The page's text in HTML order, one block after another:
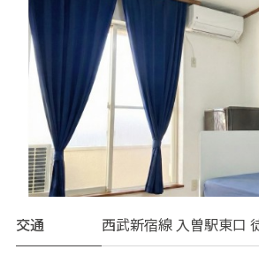
交通
西武新宿線 入曽駅東口